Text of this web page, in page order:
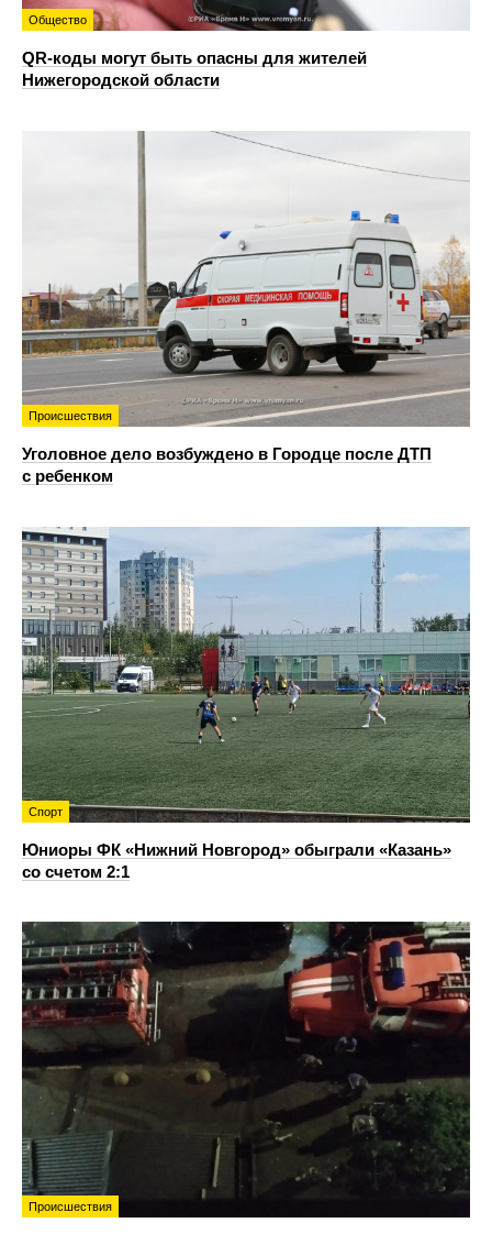
Общество
QR-коды могут быть опасны для жителей
Нижегородской области
Происшествия
Уголовное дело возбуждено в Городце после ДТП
с ребенком
Спорт
Юниоры ФК «Нижний Новгород» обыграли «Казань»
со счетом 2:1
Происшествия